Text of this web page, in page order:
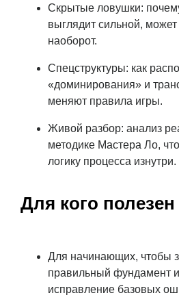
Скрытые ловушки:
выглядит сильной, может
наоборот.
Спецструктуры: как
«доминирования» и
меняют правила игры.
Живой разбор: анализ
методике Мастера Ло,
логику процесса изнутри.
Для кого
Для начинающих, чтобы
правильный фундамент
исправление базовых